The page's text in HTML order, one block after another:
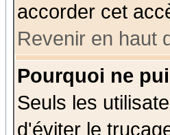
accorder cet
Revenir en haut
Pourquoi ne
Seuls les
d'éviter le